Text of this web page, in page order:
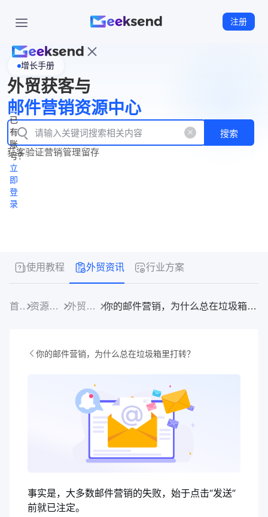
注册
页
WhatsApp
企业号
New
产
品
功
能
产
品
价
格
资
源
中
心
立
即
注
册
已
有
账
号？
立
即
登
录
增长手册
外贸获客与
邮件营销资源中心
搜索
获客验证营销管理留存
使用教程 外贸资讯 行业方案
首页 资源中心 外贸资讯 你的邮件营销，为什么总在垃圾箱里打转？
你的邮件营销，为什么总在垃圾箱里打转？
事实是，大多数邮件营销的失败，始于点击“发送”
前就已注定。